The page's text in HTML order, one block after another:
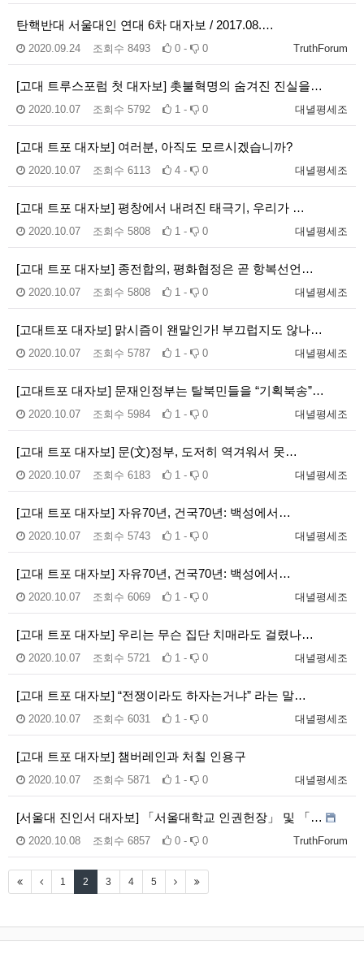
탄핵반대 서울대인 연대 6차 대자보 / 2017.08.…
TruthForum
2020.09.24 조회수 8493 0 - 0
[고대 트루스포럼 첫 대자보] 촛불혁명의 숨겨진 진실을…
대녈평세조
2020.10.07 조회수 5792 1 - 0
[고대 트포 대자보] 여러분, 아직도 모르시겠습니까?
대녈평세조
2020.10.07 조회수 6113 4 - 0
[고대 트포 대자보] 평창에서 내려진 태극기, 우리가 …
대녈평세조
2020.10.07 조회수 5808 1 - 0
[고대 트포 대자보] 종전합의, 평화협정은 곧 항복선언…
대녈평세조
2020.10.07 조회수 5808 1 - 0
[고대트포 대자보] 맑시즘이 왠말인가! 부끄럽지도 않나…
대녈평세조
2020.10.07 조회수 5787 1 - 0
[고대트포 대자보] 문재인정부는 탈북민들을 “기획북송”…
대녈평세조
2020.10.07 조회수 5984 1 - 0
[고대 트포 대자보] 문(文)정부, 도저히 역겨워서 못…
대녈평세조
2020.10.07 조회수 6183 1 - 0
[고대 트포 대자보] 자유70년, 건국70년: 백성에서…
대녈평세조
2020.10.07 조회수 5743 1 - 0
[고대 트포 대자보] 자유70년, 건국70년: 백성에서…
대녈평세조
2020.10.07 조회수 6069 1 - 0
[고대 트포 대자보] 우리는 무슨 집단 치매라도 걸렸나…
대녈평세조
2020.10.07 조회수 5721 1 - 0
[고대 트포 대자보] “전쟁이라도 하자는거냐” 라는 말…
대녈평세조
2020.10.07 조회수 6031 1 - 0
[고대 트포 대자보] 챔버레인과 처칠 인용구
대녈평세조
2020.10.07 조회수 5871 1 - 0
[서울대 진인서 대자보] 「서울대학교 인권헌장」 및 「…
TruthForum
2020.10.08 조회수 6857 0 - 0
1 2 3 4 5